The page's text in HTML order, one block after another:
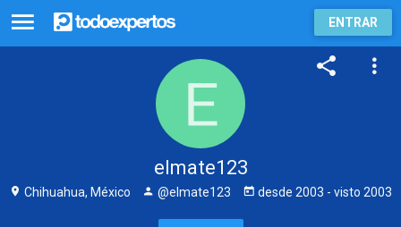
ENTRAR
elmate123
Chihuahua, México @elmate123 desde 2003 - visto 2003